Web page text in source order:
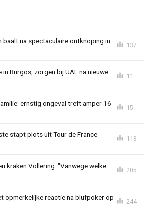
baalt na spectaculaire ontknoping in
137
Burgos, zorgen bij UAE na nieuwe
11
ernstig ongeval treft amper 16-
15
stapt plots uit Tour de France
113
kraken Vollering: "Vanwege welke
205
opmerkelijke reactie na blufpoker op
244